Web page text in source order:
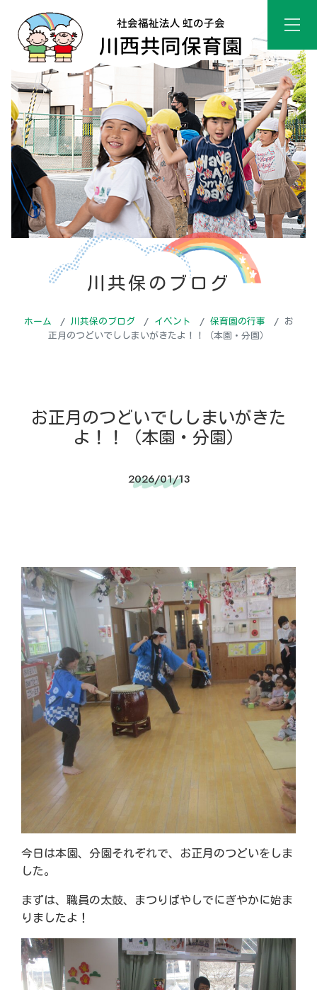
川共保のブログ
ホーム 川共保のブログ イベント 保育園の行事
お
正月のつどいでししまいがきたよ！！（本園・分園）
お正月のつどいでししまいがきた
よ！！（本園・分園）
2026/01/13
今日は本園、分園それぞれで、お正月のつどいをしま
した。
まずは、職員の太鼓、まつりばやしでにぎやかに始ま
りましたよ！